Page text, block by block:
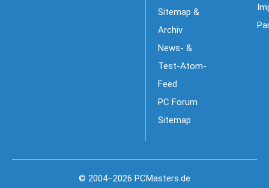
Sitemap &
Archiv
News- &
Test-Atom-
Feed
PC Forum
Sitemap
© 2004–2026 PCMasters.de